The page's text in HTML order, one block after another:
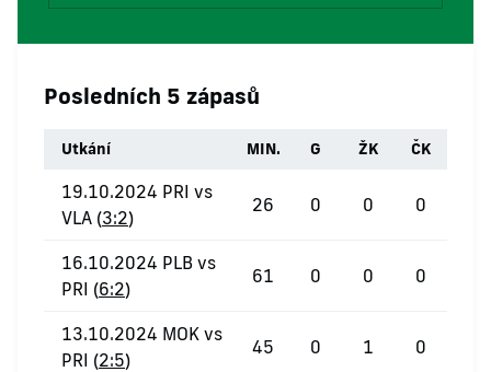
Posledních 5 zápasů
Utkání MIN. G ŽK ČK
19.10.2024 PRI vs
VLA (3:2)
26 0 0 0
16.10.2024 PLB vs
PRI (6:2)
61 0 0 0
13.10.2024 MOK vs
PRI (2:5)
45 0 1 0